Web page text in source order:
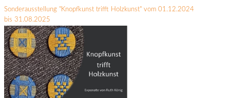
Sonderausstellung "Knopfkunst trifft Holzkunst" vom 01.12.2024
bis 31.08.2025